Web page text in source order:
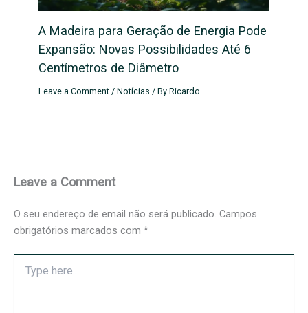
A Madeira para Geração de Energia Pode
Expansão: Novas Possibilidades Até 6
Centímetros de Diâmetro
Leave a Comment /Notícias / ByRicardo
Leave a Comment
O seu endereço de email não será publicado. Campos
obrigatórios marcados com *
here..